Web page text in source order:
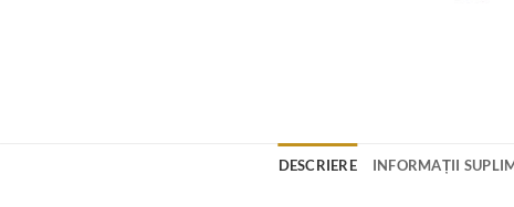
DESCRIERE INFORMAȚII